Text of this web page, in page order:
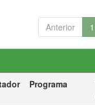
Anterior 1
Programa